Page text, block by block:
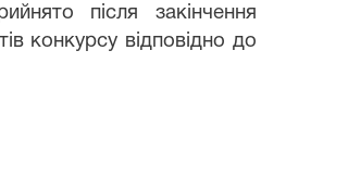
після закінчення
конкурсу відповідно до